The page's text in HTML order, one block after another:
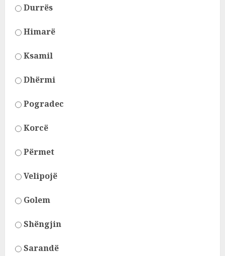
Durrës
Himarë
Ksamil
Dhërmi
Pogradec
Korcë
Përmet
Velipojë
Golem
Shëngjin
Sarandë